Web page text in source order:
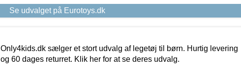
Se udvalget på Eurotoys.dk
Only4kids.dk sælger et stort udvalg af legetøj til børn. Hurtig levering
og 60 dages returret. Klik her for at se deres udvalg.